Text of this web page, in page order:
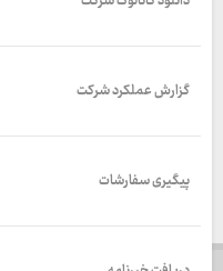
گزارش عملکرد شرکت
پیگیری سفارشات